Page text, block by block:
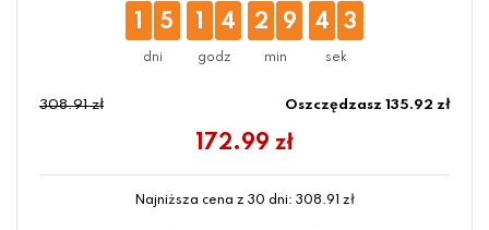
1 5 1 4 2 9 4 3
308.91 zł Oszczędzasz 135.92 zł
172.99 zł
Najniższa cena z 30 dni: 308.91 zł